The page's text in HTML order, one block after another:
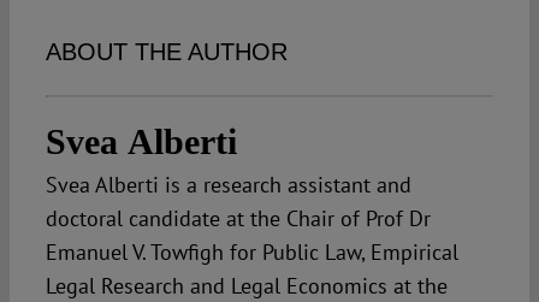
Spotlight
ABOUT THE AUTHOR
Svea Alberti
Svea Alberti is a research assistant and
doctoral candidate at the Chair of Prof Dr
Emanuel V. Towfigh for Public Law, Empirical
Legal Research and Legal Economics at the